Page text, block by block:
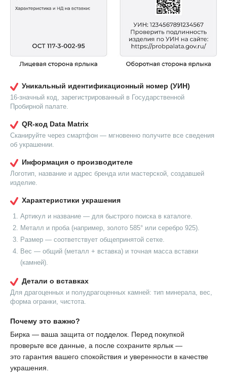
Уникальный идентификационный номер (УИН)
16-значный код, зарегистрированный в Государственной
Пробирной палате.
QR-код Data Matrix
Сканируйте через смартфон — мгновенно получите все сведения
об украшении.
Информация о производителе
Логотип, название и адрес бренда или мастерской, создавшей
изделие.
Характеристики украшения
Артикул и название — для быстрого поиска в каталоге.
Металл и проба (например, золото 585° или серебро 925).
Размер — соответствует общепринятой сетке.
Вес — общий (металл + вставка) и точная масса вставки
(камней).
Детали о вставках
Для драгоценных и полудрагоценных камней: тип минерала, вес,
форма огранки, чистота.
Почему это важно?
Бирка — ваша защита от подделок. Перед покупкой
проверьте все данные, а после сохраните ярлык —
это гарантия вашего спокойствия и уверенности в качестве
украшения.